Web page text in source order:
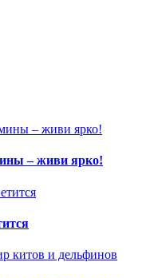
– живи ярко!